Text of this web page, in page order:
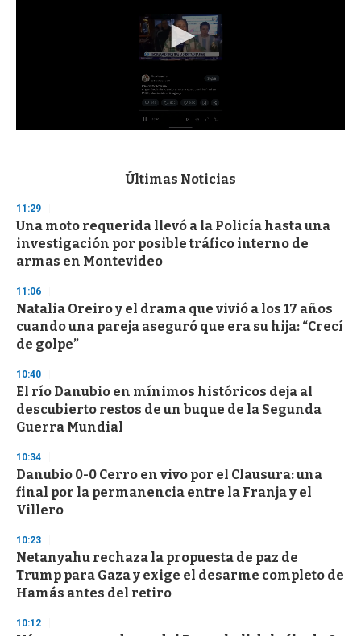
s
d
s
o
f
3
s
e
c
o
n
Últimas Noticias
11:29
Una moto requerida llevó a la Policía hasta una
investigación por posible tráfico interno de
armas en Montevideo
11:06
Natalia Oreiro y el drama que vivió a los 17 años
cuando una pareja aseguró que era su hija: “Crecí
de golpe”
10:40
El río Danubio en mínimos históricos deja al
descubierto restos de un buque de la Segunda
Guerra Mundial
10:34
Danubio 0-0 Cerro en vivo por el Clausura: una
final por la permanencia entre la Franja y el
Villero
10:23
Netanyahu rechaza la propuesta de paz de
Trump para Gaza y exige el desarme completo de
Hamás antes del retiro
10:12